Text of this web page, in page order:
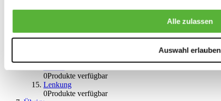
Alle zulassen
Auswahl erlauben
Handbremsen
0Produkte verfügbar
0Produkte verfügbar
Lenkung
0Produkte verfügbar